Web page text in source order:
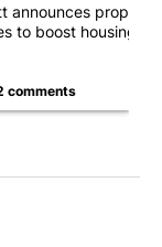
announces
to boost housing
comments